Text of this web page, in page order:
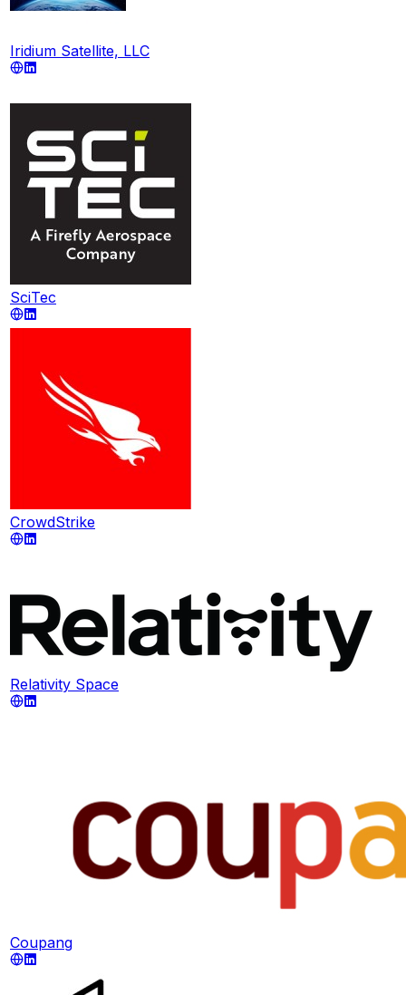
Iridium Satellite, LLC
SciTec
CrowdStrike
Relativity Space
Coupang